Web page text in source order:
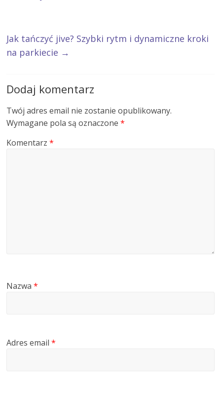
Jak tańczyć jive? Szybki rytm i dynamiczne kroki
na parkiecie →
Dodaj komentarz
Twój adres email nie zostanie opublikowany.
Wymagane pola są oznaczone*
Komentarz*
Nazwa*
Adres email*